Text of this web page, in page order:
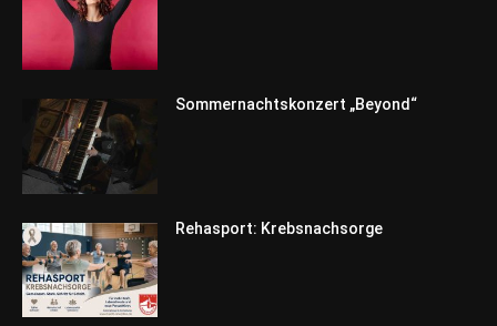
Sommernachtskonzert „Beyond“
Rehasport: Krebsnachsorge